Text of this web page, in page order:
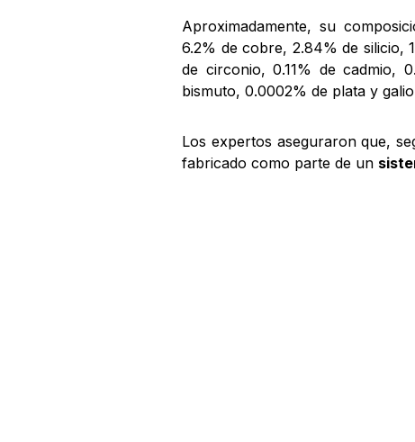
Aproximadamente, su
6.2% de cobre, 2.84% de silicio,
de circonio, 0.11% de cadmio,
bismuto, 0.0002% de plata y
Los expertos aseguraron que,
fabricado como parte de un